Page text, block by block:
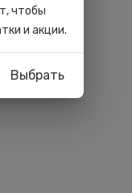
чтобы
и акции.
Выбрать